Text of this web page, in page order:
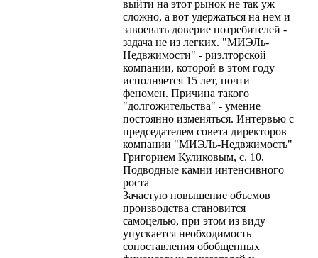
выйти на этот рынок не так уж
сложно, а вот удержаться на нем и
завоевать доверие потребителей -
задача не из легких. "МИЭЛь-
Недвжимости" - риэлторской
компании, которой в этом году
исполняется 15 лет, почти
феномен. Причина такого
"долгожительства" - умение
постоянно изменяться. Интервью с
председателем совета директоров
компании "МИЭЛь-Недвжимость"
Григорием Куликовым, с. 10.
Подводные камни интенсивного
роста
Зачастую повышение объемов
производства становится
самоцелью, при этом из виду
упускается необходимость
сопоставления обобщенных